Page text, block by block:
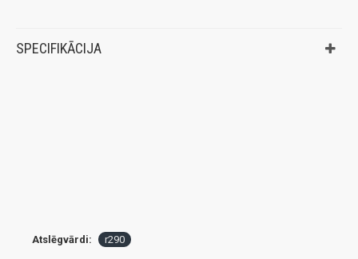
SPECIFIKĀCIJA
Atslēgvārdi: r290